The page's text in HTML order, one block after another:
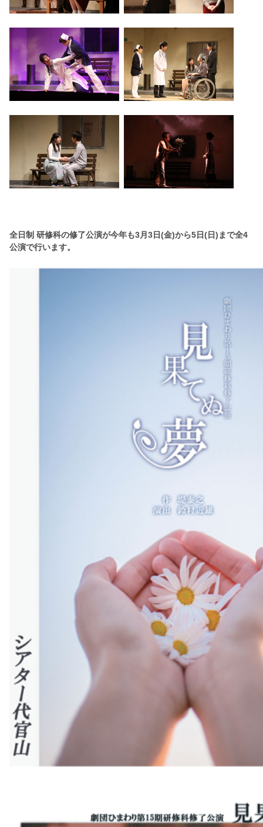
全日制 研修科の修了公演が今年も3月3日(金)から5日(日)まで全4
公演で行います。